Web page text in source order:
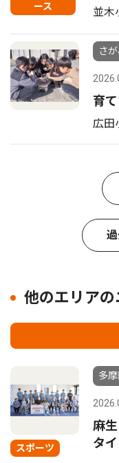
ース
並木
さ
育
広田
他のエリアの
スポーツ
多
麻
タ